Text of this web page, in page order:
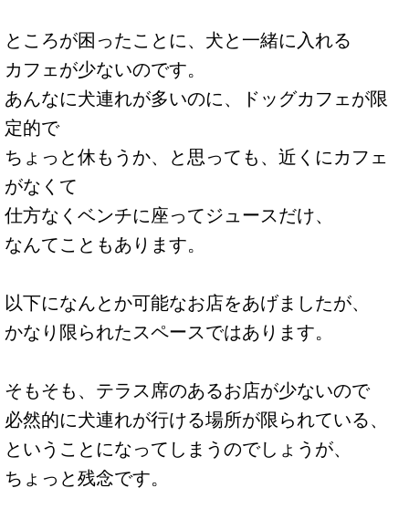
ところが困ったことに、犬と一緒に入れる
カフェが少ないのです。
あんなに犬連れが多いのに、ドッグカフェが限
定的で
ちょっと休もうか、と思っても、近くにカフェ
がなくて
仕方なくベンチに座ってジュースだけ、
なんてこともあります。
以下になんとか可能なお店をあげましたが、
かなり限られたスペースではあります。
そもそも、テラス席のあるお店が少ないので
必然的に犬連れが行ける場所が限られている、
ということになってしまうのでしょうが、
ちょっと残念です。